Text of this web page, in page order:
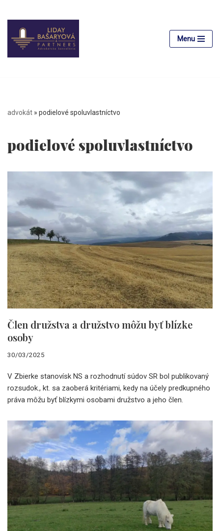
Preskočiť
na
obsah
Menu
advokát » podielové spoluvlastníctvo
podielové spoluvlastníctvo
Člen družstva a družstvo môžu byť blízke
osoby
30/03/2025
V Zbierke stanovísk NS a rozhodnutí súdov SR bol publikovaný
rozsudok., kt. sa zaoberá kritériami, kedy na účely predkupného
práva môžu byť blízkymi osobami družstvo a jeho člen.